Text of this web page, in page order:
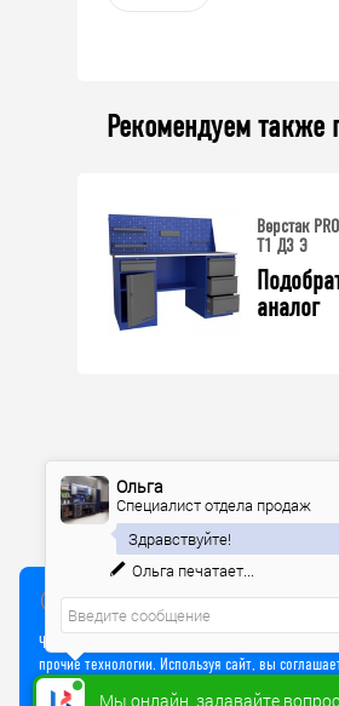
Рекомендуем также
Верстак
Т1 Д3 Э
аналог
Мы используем куки
Чтобы улучшить работу сайта, мы используем
прочие технологии. Используя сайт, вы
на обработку файлов Cookie
Мы онлайн, задавайте
Ольга
Специалист отдела продаж
Здравствуйте!
Ольга печатает...